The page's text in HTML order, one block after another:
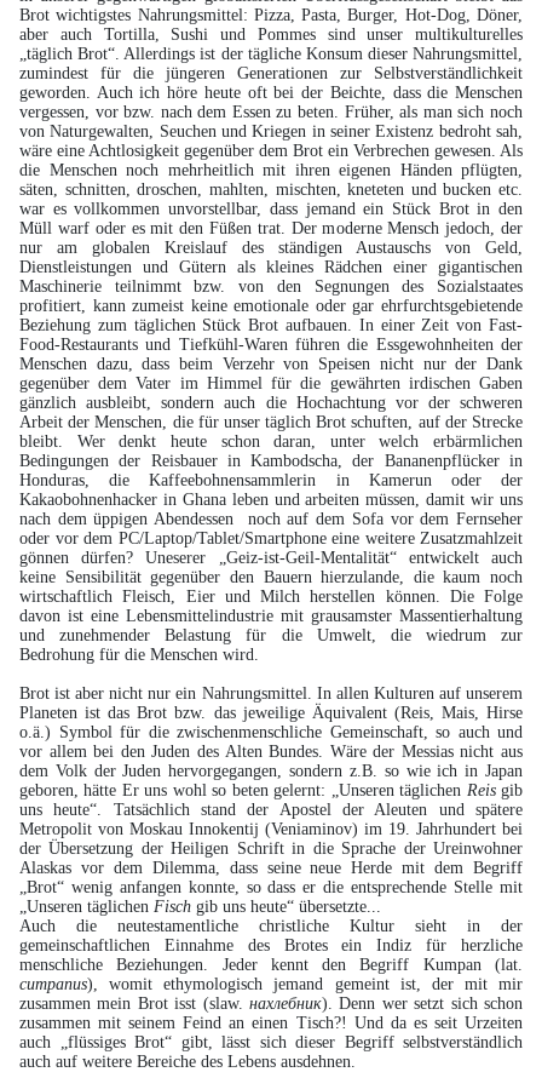
Brot wichtigstes Nahrungsmittel: Pizza, Pasta, Burger, Hot-Dog, Döner,
aber auch Tortilla, Sushi und Pommes sind unser multikulturelles
„täglich Brot“. Allerdings ist der tägliche Konsum dieser Nahrungsmittel,
zumindest für die jüngeren Generationen zur Selbstverständlichkeit
geworden. Auch ich höre heute oft bei der Beichte, dass die Menschen
vergessen, vor bzw. nach dem Essen zu beten. Früher, als man sich noch
von Naturgewalten, Seuchen und Kriegen in seiner Existenz bedroht sah,
wäre eine Achtlosigkeit gegenüber dem Brot ein Verbrechen gewesen. Als
die Menschen noch mehrheitlich mit ihren eigenen Händen pflügten,
säten, schnitten, droschen, mahlten, mischten, kneteten und bucken etc.
war es vollkommen unvorstellbar, dass jemand ein Stück Brot in den
Müll warf oder es mit den Füßen trat. Der moderne Mensch jedoch, der
nur am globalen Kreislauf des ständigen Austauschs von Geld,
Dienstleistungen und Gütern als kleines Rädchen einer gigantischen
Maschinerie teilnimmt bzw. von den Segnungen des Sozialstaates
profitiert, kann zumeist keine emotionale oder gar ehrfurchtsgebietende
Beziehung zum täglichen Stück Brot aufbauen. In einer Zeit von Fast-
Food-Restaurants und Tiefkühl-Waren führen die Essgewohnheiten der
Menschen dazu, dass beim Verzehr von Speisen nicht nur der Dank
gegenüber dem Vater im Himmel für die gewährten irdischen Gaben
gänzlich ausbleibt, sondern auch die Hochachtung vor der schweren
Arbeit der Menschen, die für unser täglich Brot schuften, auf der Strecke
bleibt. Wer denkt heute schon daran, unter welch erbärmlichen
Bedingungen der Reisbauer in Kambodscha, der Bananenpflücker in
Honduras, die Kaffeebohnensammlerin in Kamerun oder der
Kakaobohnenhacker in Ghana leben und arbeiten müssen, damit wir uns
nach dem üppigen Abendessen noch auf dem Sofa vor dem Fernseher
oder vor dem PC/Laptop/Tablet/Smartphone eine weitere Zusatzmahlzeit
gönnen dürfen? Uneserer „Geiz-ist-Geil-Mentalität“ entwickelt auch
keine Sensibilität gegenüber den Bauern hierzulande, die kaum noch
wirtschaftlich Fleisch, Eier und Milch herstellen können. Die Folge
davon ist eine Lebensmittelindustrie mit grausamster Massentierhaltung
und zunehmender Belastung für die Umwelt, die wiedrum zur
Bedrohung für die Menschen wird.
Brot ist aber nicht nur ein Nahrungsmittel. In allen Kulturen auf unserem
Planeten ist das Brot bzw. das jeweilige Äquivalent (Reis, Mais, Hirse
o.ä.) Symbol für die zwischenmenschliche Gemeinschaft, so auch und
vor allem bei den Juden des Alten Bundes. Wäre der Messias nicht aus
dem Volk der Juden hervorgegangen, sondern z.B. so wie ich in Japan
geboren, hätte Er uns wohl so beten gelernt: „Unseren täglichen Reisgib
uns heute“. Tatsächlich stand der Apostel der Aleuten und spätere
Metropolit von Moskau Innokentij (Veniaminov) im 19. Jahrhundert bei
der Übersetzung der Heiligen Schrift in die Sprache der Ureinwohner
Alaskas vor dem Dilemma, dass seine neue Herde mit dem Begriff
„Brot“ wenig anfangen konnte, so dass er die entsprechende Stelle mit
„Unseren täglichen Fisch gib uns heute“ übersetzte...
Auch die neutestamentliche christliche Kultur sieht in der
gemeinschaftlichen Einnahme des Brotes ein Indiz für herzliche
menschliche Beziehungen. Jeder kennt den Begriff Kumpan (lat.
cumpanus), womit ethymologisch jemand gemeint ist, der mit mir
zusammen mein Brot isst (slaw. нахлебник). Denn wer setzt sich schon
zusammen mit seinem Feind an einen Tisch?! Und da es seit Urzeiten
auch „flüssiges Brot“ gibt, lässt sich dieser Begriff selbstverständlich
auch auf weitere Bereiche des Lebens ausdehnen.